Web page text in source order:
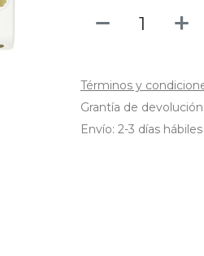
Términos y
Grantía de
Envío: 2-3 días hábiles